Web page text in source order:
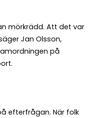
mörkrädd. Att det var
Jan Olsson,
på
efterfrågan. När folk